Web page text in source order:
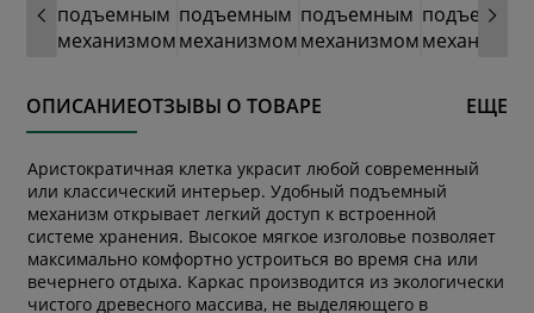
ОПИСАНИЕОТЗЫВЫ О ТОВАРЕ ЕЩЕ
Аристократичная клетка украсит любой современный
или классический интерьер. Удобный подъемный
механизм открывает легкий доступ к встроенной
системе хранения. Высокое мягкое изголовье позволяет
максимально комфортно устроиться во время сна или
вечернего отдыха. Каркас производится из экологически
чистого древесного массива, не выделяющего в